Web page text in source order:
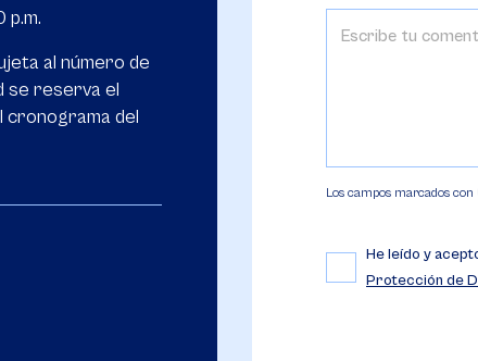
p.m.
al número de
se reserva el
cronograma del
Los campos marcados
He leído y
Protección de